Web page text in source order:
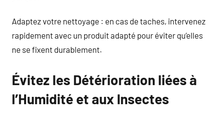
Adaptez votre nettoyage : en cas de taches, intervenez
rapidement avec un produit adapté pour éviter qu’elles
ne se fixent durablement.
Évitez les Détérioration liées à
l’Humidité et aux Insectes